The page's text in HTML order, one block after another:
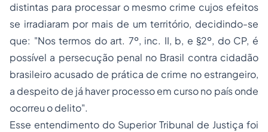
distintas para processar o mesmo crime cujos efeitos
se irradiaram por mais de um território, decidindo-se
que: "Nos termos do art. 7º, inc. II, b, e §2º, do CP, é
possível a persecução penal no Brasil contra cidadão
brasileiro acusado de prática de crime no estrangeiro,
a despeito de já haver processo em curso no país onde
ocorreu o delito".
Esse entendimento do Superior Tribunal de Justiça foi